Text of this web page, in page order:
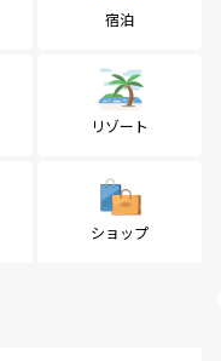
宿泊
リゾート
ショップ